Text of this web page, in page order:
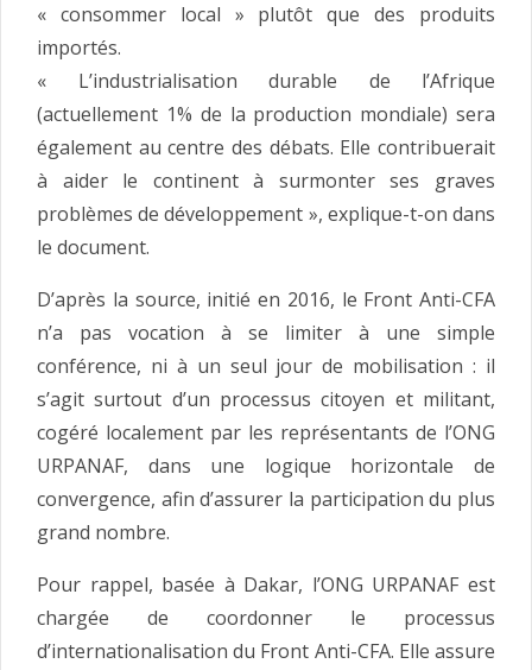
« consommer local » plutôt que des produits
importés.
« L’industrialisation durable de l’Afrique
(actuellement 1% de la production mondiale) sera
également au centre des débats. Elle contribuerait
à aider le continent à surmonter ses graves
problèmes de développement », explique-t-on dans
le document.
D’après la source, initié en 2016, le Front Anti-CFA
n’a pas vocation à se limiter à une simple
conférence, ni à un seul jour de mobilisation : il
s’agit surtout d’un processus citoyen et militant,
cogéré localement par les représentants de l’ONG
URPANAF, dans une logique horizontale de
convergence, afin d’assurer la participation du plus
grand nombre.
Pour rappel, basée à Dakar, l’ONG URPANAF est
chargée de coordonner le processus
d’internationalisation du Front Anti-CFA. Elle assure